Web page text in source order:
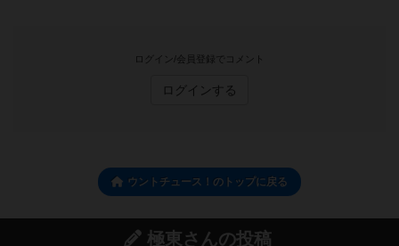
ログイン/会員登録でコメント
ログインする
ウントチュース！のトップに戻る
極東さんの投稿